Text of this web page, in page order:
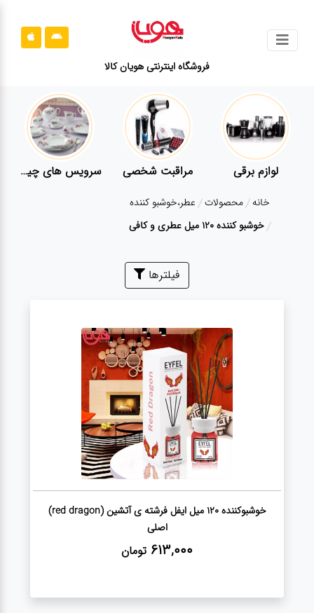
فروشگاه اینترنتی هویان کالا
محصولات
قوانین
سایت
ارتباط
مراقبت شخصی
سرویس های
چینی زرین
قاشق و چنگال
لوازم خانه
سرویس های چینی زرین قاشق و چنگال لوازم خانه
خانه محصولات عطر،خوشبو کننده
خوشبو کننده 120 میل عطری و کافی
فیلترها
خوشبوکننده 120 میل ایفل فرشته ی آتشین (red dragon)
اصلی
613,000 تومان